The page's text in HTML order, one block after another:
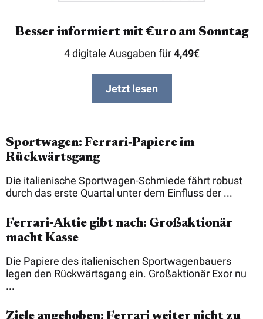
Besser informiert mit €uro am Sonntag
4 digitale Ausgaben für4,49€
Jetzt lesen
Sportwagen: Ferrari‑Papiere im
Rückwärtsgang
Die italienische Sportwagen-Schmiede fährt robust
durch das erste Quartal unter dem Einfluss der ...
Ferrari‑Aktie gibt nach: Großaktionär
macht Kasse
Die Papiere des italienischen Sportwagenbauers
legen den Rückwärtsgang ein. Großaktionär Exor nu
...